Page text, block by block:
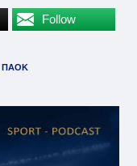
Follow
ΠΑΟΚ